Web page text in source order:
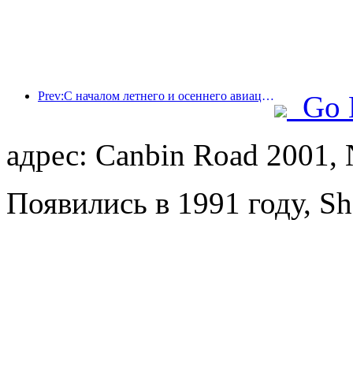
Prev:С началом летнего и осеннего авиационного сезона в трех аэропортах острова Хайнань появилось 41 новое направление.
Go
адрес: Canbin Road
Появились в 1991 году,